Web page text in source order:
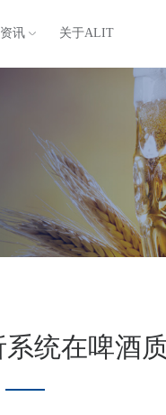
资讯 关于ALIT
统在啤酒